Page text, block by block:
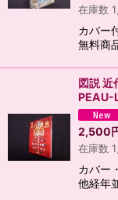
在庫数 1
カバー
無料商
図説
PEAU-
2,500
在庫数 1
カバー
他経年